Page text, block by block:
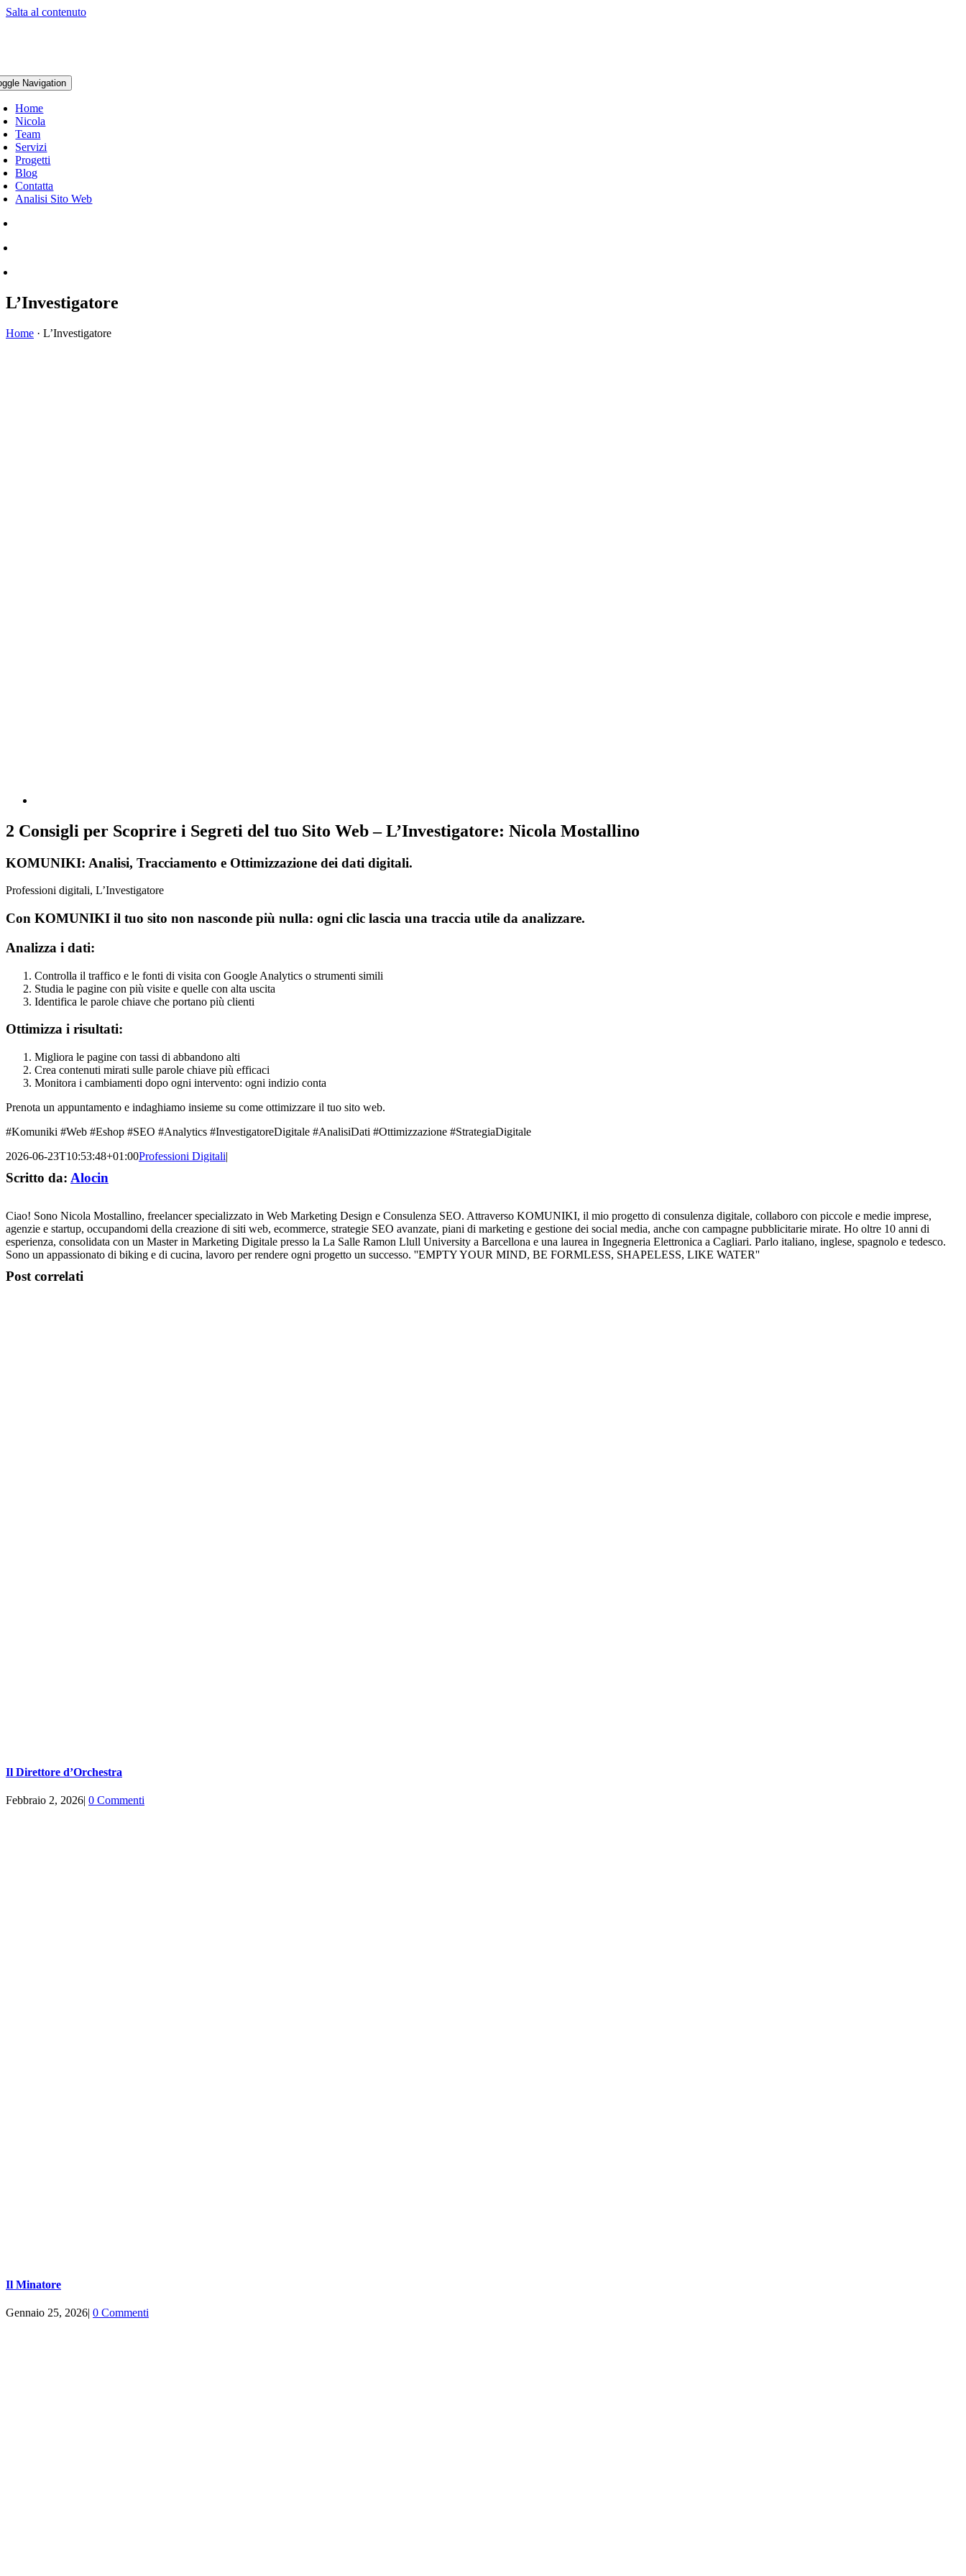
Salta al contenuto
Navigation
Home
Nicola
Team
Servizi
Progetti
Blog
Contatta
Analisi Sito Web
L’Investigatore
Home · L’Investigatore
2 Consigli per Scoprire i Segreti del tuo Sito Web – L’Investigatore: Nicola Mostallino
KOMUNIKI: Analisi, Tracciamento e Ottimizzazione dei dati digitali.
Professioni digitali, L’Investigatore
Con KOMUNIKI il tuo sito non nasconde più nulla: ogni clic lascia una traccia utile da analizzare.
Analizza i dati:
Controlla il traffico e le fonti di visita con Google Analytics o strumenti simili
Studia le pagine con più visite e quelle con alta uscita
Identifica le parole chiave che portano più clienti
Ottimizza i risultati:
Migliora le pagine con tassi di abbandono alti
Crea contenuti mirati sulle parole chiave più efficaci
Monitora i cambiamenti dopo ogni intervento: ogni indizio conta
Prenota un appuntamento e indaghiamo insieme su come ottimizzare il tuo sito web.
#Komuniki #Web #Eshop #SEO #Analytics #InvestigatoreDigitale #AnalisiDati #Ottimizzazione #StrategiaDigitale
2026-06-23T10:53:48+01:00Professioni Digitali|
Scritto da: Alocin
Ciao! Sono Nicola Mostallino, freelancer specializzato in Web Marketing Design e Consulenza SEO. Attraverso KOMUNIKI, il mio progetto di consulenza digitale, collaboro con piccole e medie imprese,
agenzie e startup, occupandomi della creazione di siti web, ecommerce, strategie SEO avanzate, piani di marketing e gestione dei social media, anche con campagne pubblicitarie mirate. Ho oltre 10 anni di
esperienza, consolidata con un Master in Marketing Digitale presso la La Salle Ramon Llull University a Barcellona e una laurea in Ingegneria Elettronica a Cagliari. Parlo italiano, inglese, spagnolo e tedesco.
Sono un appassionato di biking e di cucina, lavoro per rendere ogni progetto un successo. ''EMPTY YOUR MIND, BE FORMLESS, SHAPELESS, LIKE WATER''
Post correlati
Il Direttore d’Orchestra
Febbraio 2, 2026 0 Commenti
Il Minatore
Gennaio 25, 2026| 0 Commenti